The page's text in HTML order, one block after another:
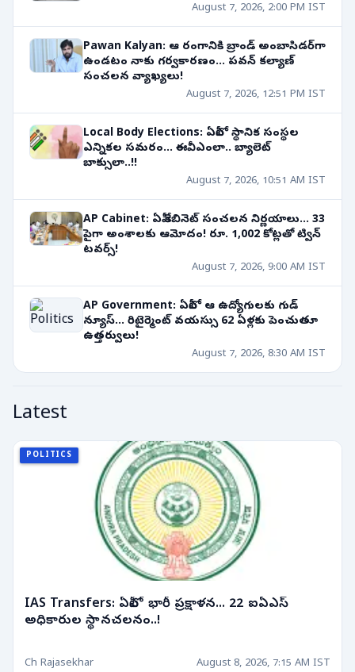
August 7, 2026, 2:00 PM IST
Pawan Kalyan: ఆ రంగానికి బ్రాండ్ అంబాసిడర్‌గా
ఉండటం నాకు గర్వకారణం... పవన్ కల్యాణ్
సంచలన వ్యాఖ్యలు!
August 7, 2026, 12:51 PM IST
Local Body Elections: ఏపీలో స్థానిక సంస్థల
ఎన్నికల సమరం... ఈవీఎంలా.. బ్యాలెట్
బాక్సులా..!!
August 7, 2026, 10:51 AM IST
AP Cabinet: ఏపీ కేబినెట్ సంచలన నిర్ణయాలు... 33
పైగా అంశాలకు ఆమోదం! రూ. 1,002 కోట్లతో ట్విన్
టవర్స్!
August 7, 2026, 9:00 AM IST
AP Government: ఏపీలో ఆ ఉద్యోగులకు గుడ్
న్యూస్... రిటైర్మెంట్ వయస్సు 62 ఏళ్లకు పెంచుతూ
ఉత్తర్వులు!
August 7, 2026, 8:30 AM IST
Latest
POLITICS
IAS Transfers: ఏపీలో భారీ ప్రక్షాళన... 22 ఐఏఎస్
అధికారుల స్థానచలనం..!
Ch Rajasekhar August 8, 2026, 7:15 AM IST